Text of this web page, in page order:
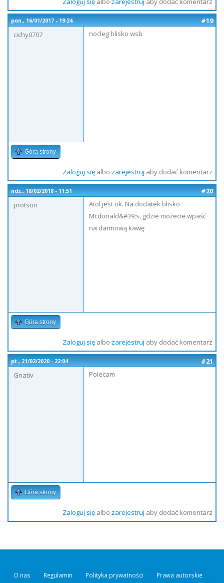
pon., 16/01/2017 - 19:24
#19
cichy0707
nocleg blisko wsb
Góra strony
Zaloguj sięalbo zarejestruj aby dodać komentarz
ndz., 18/02/2018 - 11:51
#20
protson
Atol jest ok. Na dodatek blisko
Mcdonald&#39;s, gdzie możecie wpaść
na darmową kawę
Góra strony
Zaloguj sięalbo zarejestruj aby dodać komentarz
pt., 21/02/2020 - 22:04
#21
Gnativ
Polecam
Góra strony
Zaloguj sięalbo zarejestruj aby dodać komentarz
O nas Regulamin Polityka prywatności Prawa autorskie